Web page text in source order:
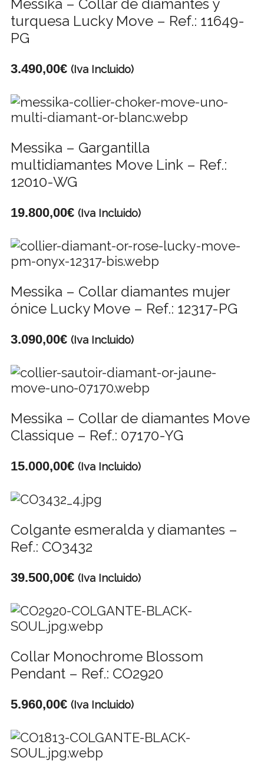
Messika – Collar de diamantes y
turquesa Lucky Move – Ref.: 11649-
PG
3.490,00€ (Iva Incluido)
Messika – Gargantilla
multidiamantes Move Link – Ref.:
12010-WG
19.800,00€ (Iva Incluido)
Messika – Collar diamantes mujer
ónice Lucky Move – Ref.: 12317-PG
3.090,00€ (Iva Incluido)
Messika – Collar de diamantes Move
Classique – Ref.: 07170-YG
15.000,00€ (Iva Incluido)
Colgante esmeralda y diamantes –
Ref.: CO3432
39.500,00€ (Iva Incluido)
Collar Monochrome Blossom
Pendant – Ref.: CO2920
5.960,00€ (Iva Incluido)